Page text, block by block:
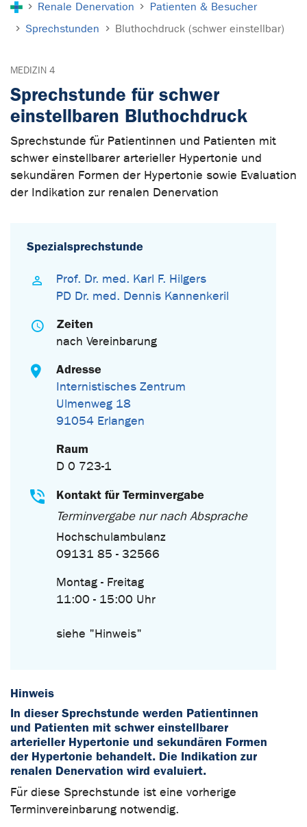
Renale Denervation
Patienten & Besucher
Sprechstunden
Bluthochdruck (schwer einstellbar)
MEDIZIN 4
Sprechstunde für schwer
einstellbaren Bluthochdruck
Sprechstunde für Patientinnen und Patienten mit
schwer einstellbarer arterieller Hypertonie und
sekundären Formen der Hypertonie sowie Evaluation
der Indikation zur renalen Denervation
Spezialsprechstunde
Prof. Dr. med. Karl F. Hilgers
PD Dr. med. Dennis Kannenkeril
Zeiten
nach Vereinbarung
Adresse
Internistisches Zentrum
Ulmenweg 18
91054 Erlangen
Raum
D 0 723-1
Kontakt für Terminvergabe
Terminvergabe nur nach Absprache
Hochschulambulanz
09131 85 - 32566
Montag - Freitag
11:00 - 15:00 Uhr
siehe "Hinweis"
Hinweis
In dieser Sprechstunde werden Patientinnen
und Patienten mit schwer einstellbarer
arterieller Hypertonie und sekundären Formen
der Hypertonie behandelt. Die Indikation zur
renalen Denervation wird evaluiert.
Für diese Sprechstunde ist eine vorherige
Terminvereinbarung notwendig.